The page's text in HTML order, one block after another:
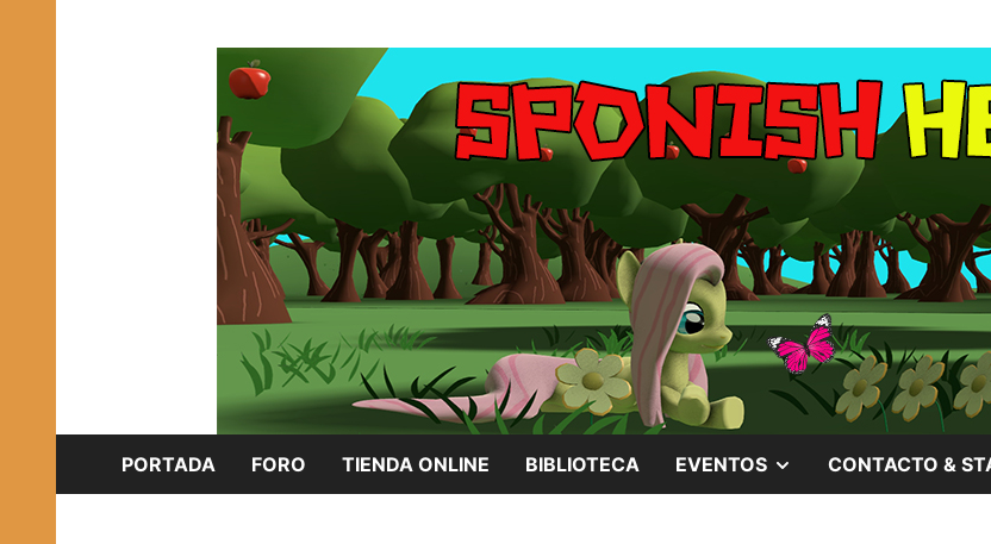
SPONISH HERD
PORTADA FORO TIENDA ONLINE BIBLIOTECA EVENTOS MOSTRAR
CONTACTO &